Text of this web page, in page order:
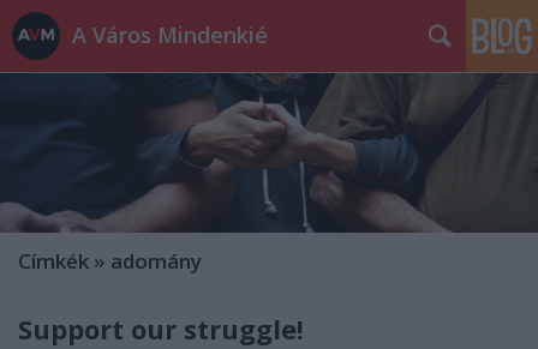
A Város Mindenkié
Címkék » adomány
Support our struggle!